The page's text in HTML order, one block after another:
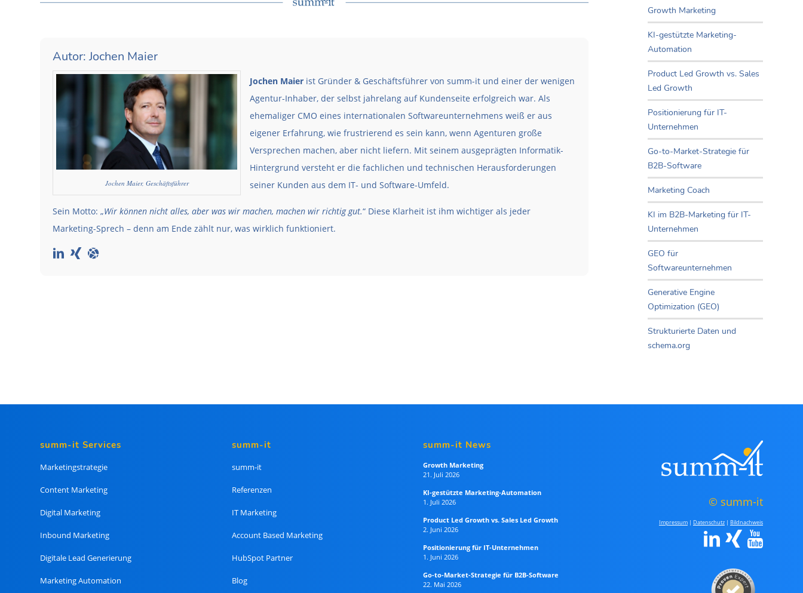
Autor: Jochen Maier
Jochen Maier, Geschäftsführer
Jochen Maier ist Gründer & Geschäftsführer von summ-it und einer der wenigen
Agentur-Inhaber, der selbst jahrelang auf Kundenseite erfolgreich war. Als
ehemaliger CMO eines internationalen Softwareunternehmens weiß er aus
eigener Erfahrung, wie frustrierend es sein kann, wenn Agenturen große
Versprechen machen, aber nicht liefern. Mit seinem ausgeprägten Informatik-
Hintergrund versteht er die fachlichen und technischen Herausforderungen
seiner Kunden aus dem IT- und Software-Umfeld.
Sein Motto: „Wir können nicht alles, aber was wir machen, machen wir richtig gut.“ Diese Klarheit ist ihm wichtiger als jeder
Marketing-Sprech – denn am Ende zählt nur, was wirklich funktioniert.
Growth Marketing
KI-gestützte Marketing-
Automation
Product Led Growth vs. Sales
Led Growth
Positionierung für IT-
Unternehmen
Go-to-Market-Strategie für
B2B-Software
Marketing Coach
KI im B2B-Marketing für IT-
Unternehmen
GEO für
Softwareunternehmen
Generative Engine
Optimization (GEO)
Strukturierte Daten und
schema.org
summ-it Services
Marketingstrategie
Content Marketing
Digital Marketing
Inbound Marketing
Digitale Lead Generierung
Marketing Automation
summ-it
summ-it
Referenzen
IT Marketing
Account Based Marketing
HubSpot Partner
Blog
summ-it News
Growth Marketing
21. Juli 2026
KI-gestützte Marketing-Automation
1. Juli 2026
Product Led Growth vs. Sales Led Growth
2. Juni 2026
Positionierung für IT-Unternehmen
1. Juni 2026
Go-to-Market-Strategie für B2B-Software
22. Mai 2026
© summ-it
Impressum| Datenschutz| Bildnachweis